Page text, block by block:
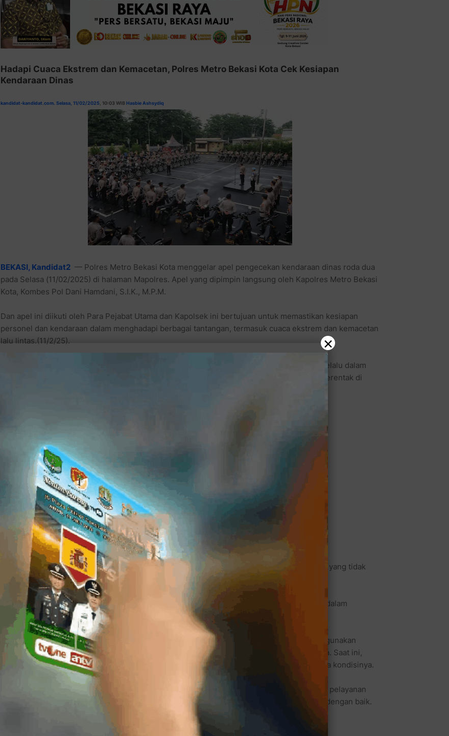
Hadapi Cuaca Ekstrem dan Kemacetan, Polres Metro Bekasi Kota Cek Kesiapan
Kendaraan Dinas
kandidat-kandidat.com. Selasa, 11/02/2025, 10:03 WIBHasbie Ashsydiq
BEKASI, Kandidat2— Polres Metro Bekasi Kota menggelar apel pengecekan kendaraan dinas roda dua
pada Selasa (11/02/2025) di halaman Mapolres. Apel yang dipimpin langsung oleh Kapolres Metro Bekasi
Kota, Kombes Pol Dani Hamdani, S.I.K., M.P.M.
Dan apel ini diikuti oleh Para Pejabat Utama dan Kapolsek ini bertujuan untuk memastikan kesiapan
personel dan kendaraan dalam menghadapi berbagai tantangan, termasuk cuaca ekstrem dan kemacetan
lalu lintas.(11/2/25).
Dalam arahannya, Kapolres menekankan pentingnya pemeliharaan kendaraan dinas agar selalu dalam
kondisi prima. Beliau juga menyampaikan bahwa apel ini merupakan bagian dari kegiatan serentak di
"Tujuan apel ini adalah untuk mengecek kesiapsiagaan kita dalam menghadapi cuaca hujan yang tidak
menentu saat ini, " ujar Kombes Pol Dani Hamdani.
Dirinya menambahkan bahwa kendaraan roda dua sangat penting untuk mobilitas petugas dalam
mengatasi kemacetan.
Lebih lanjut, Kapolres mengungkapkan rencana pembentukan tim khusus yang akan menggunakan
kendaraan roda dua untuk mengurai kemacetan di wilayah hukum Polres Metro Bekasi Kota. Saat ini,
masih ada beberapa kendaraan yang belum dapat dihadirkan dalam apel karena perlu didata kondisinya.
Kapolres menegaskan bahwa Polres Metro Bekasi Kota akan terus berupaya meningkatkan pelayanan
yang maksimal kepada masyarakat dengan memastikan semua kendaraan dinas berfungsi dengan baik.
×